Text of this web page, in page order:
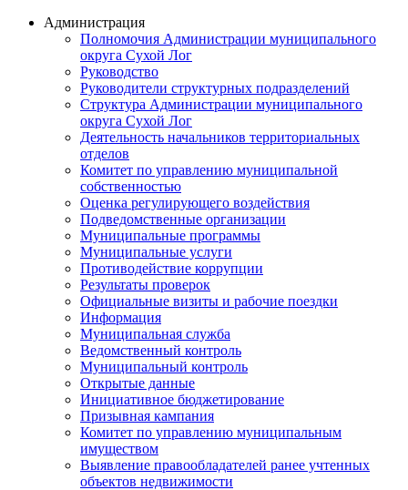
Администрация
Полномочия Администрации муниципального
округа Сухой Лог
Руководство
Руководители структурных подразделений
Структура Администрации муниципального
округа Сухой Лог
Деятельность начальников территориальных
отделов
Комитет по управлению муниципальной
собственностью
Оценка регулирующего воздействия
Подведомственные организации
Муниципальные программы
Муниципальные услуги
Противодействие коррупции
Результаты проверок
Официальные визиты и рабочие поездки
Информация
Муниципальная служба
Ведомственный контроль
Муниципальный контроль
Открытые данные
Инициативное бюджетирование
Призывная кампания
Комитет по управлению муниципальным
имуществом
Выявление правообладателей ранее учтенных
объектов недвижимости